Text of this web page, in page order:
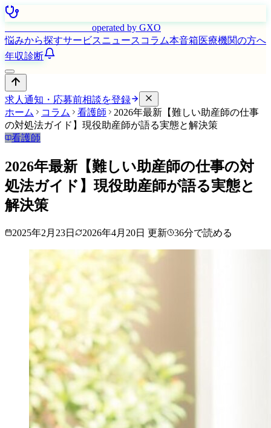
operated by GXO
悩みから探すサービスニュース コラム本音箱医療機関の方へ
年収診断
求人通知・応募前相談を登録
ホーム
コラム 看護師
2026年最新【難しい助産師の仕事
の対処法ガイド】現役助産師が語る実態と解決策
看護師
2026年最新【難しい助産師の仕事の対
処法ガイド】現役助産師が語る実態と
解決策
2025年2月23日 2026年4月20日 更新 36分で読める